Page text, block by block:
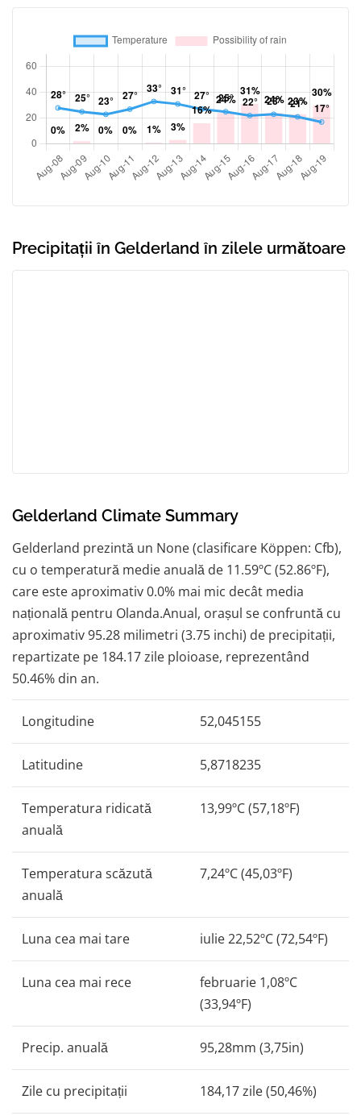
Precipitații în Gelderland în zilele următoare
Gelderland Climate Summary
Gelderland prezintă un None (clasificare Köppen: Cfb),
cu o temperatură medie anuală de 11.59ºC (52.86ºF),
care este aproximativ 0.0% mai mic decât media
națională pentru Olanda.Anual, orașul se confruntă cu
aproximativ 95.28 milimetri (3.75 inchi) de precipitații,
repartizate pe 184.17 zile ploioase, reprezentând
50.46% din an.
Longitudine 52,045155
Latitudine 5,8718235
Temperatura ridicată
anuală
13,99ºC (57,18ºF)
Temperatura scăzută
anuală
7,24ºC (45,03ºF)
Luna cea mai tare iulie 22,52ºC (72,54ºF)
Luna cea mai rece
februarie 1,08ºC
(33,94ºF)
Precip. anuală 95,28mm (3,75in)
Zile cu precipitații 184,17 zile (50,46%)